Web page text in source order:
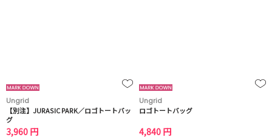
Ungrid
【別注】JURASIC PARK／ロゴトートバッ
グ
3,960 円
Ungrid
ロゴトートバッグ
4,840 円